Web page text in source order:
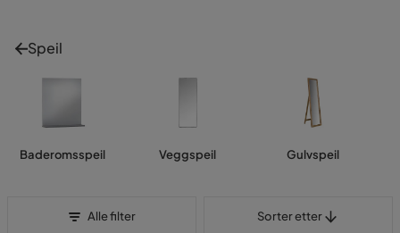
Speil
Baderomsspeil Veggspeil Gulvspeil
Alle filter Sorter etter